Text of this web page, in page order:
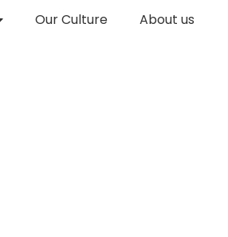
Our Culture About us